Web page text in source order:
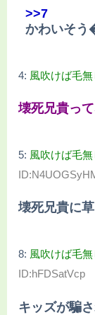
>>7
かわいそ
4: 風吹けば毛無
壊死兄貴っ
5: 風吹けば毛無
壊死兄貴に草
8: 風吹けば毛無
ID:hFDSatVcp
キッズが騙